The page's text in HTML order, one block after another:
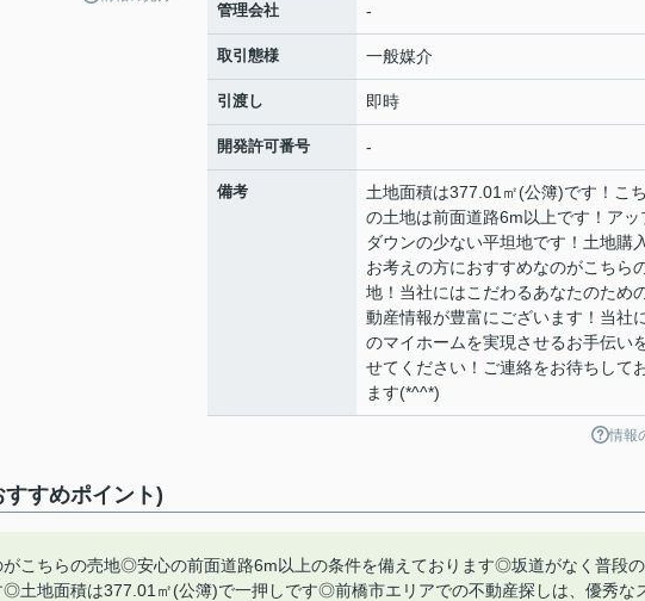
管理会社 -
取引態様 一般媒介
引渡し 即時
開発許可番号 -
備考
土地面積は377.01㎡(公簿)です！こ
の土地は前面道路6m以上です！アッ
ダウンの少ない平坦地です！土地購
お考えの方におすすめなのがこちら
地！当社にはこだわるあなたのため
動産情報が豊富にございます！当社
のマイホームを実現させるお手伝い
せてください！ご連絡をお待ちして
ます(*^^*)
情報
すめポイント)
こちらの売地◎安心の前面道路6m以上の条件を備えております◎坂道がなく普段の
土地面積は377.01㎡(公簿)で一押しです◎前橋市エリアでの不動産探しは、優秀な